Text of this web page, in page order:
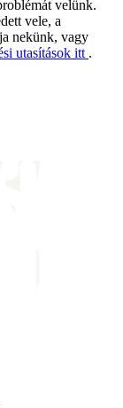
velünk.
vele, a
nekünk, vagy
utasítások itt .